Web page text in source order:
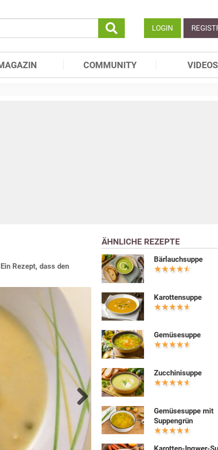
LOGIN
COMMUNITY VIDEOS
Rezept, dass den
Next
ÄHNLICHE REZEPTE
Bärlauchsuppe
Karottensuppe
Gemüsesuppe
Zucchinisuppe
Gemüsesuppe mit
Suppengrün